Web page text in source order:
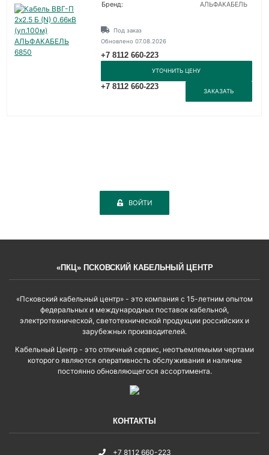
Бренд:
АЛЬФАКАБЕЛЬ
Под заказ
Обновлено 07.08.2026
+7 8112 660-223
УТОЧНИТЬ ЦЕНУ
+7 8112 660-223
ЗАКАЗАТЬ
ВОЙТИ
«ПКЦ» ПСКОВСКИЙ КАБЕЛЬНЫЙ ЦЕНТР
«Псковский кабельный центр» - это компания с 15-летним опытом
федеральных и международных поставок кабельной,
электротехнической, светотехнической продукции российских и
зарубежных производителей.
Кабельный Центр - это отличный сервис, неотъемлемыми чертами
которого являются оперативность обслуживания и наличие
постоянно обновляющегося ассортимента.
КОНТАКТЫ
+7 8112 660-223